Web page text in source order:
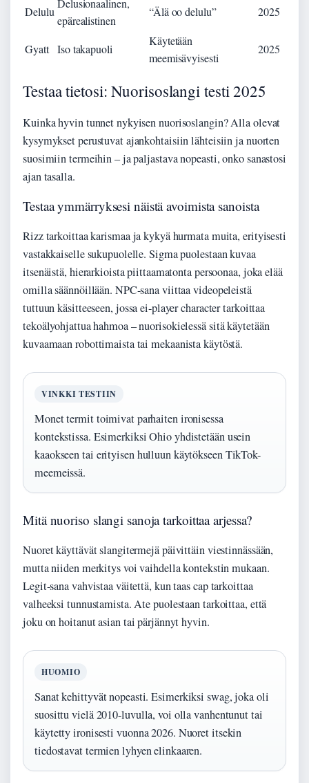
Delulu
Delusionaalinen,
epärealistinen
“Älä oo delulu” 2025
Gyatt Iso takapuoli
Käytetään
meemisävyisesti
2025
Testaa tietosi: Nuorisoslangi testi 2025
Kuinka hyvin tunnet nykyisen nuorisoslangin? Alla olevat
kysymykset perustuvat ajankohtaisiin lähteisiin ja nuorten
suosimiin termeihin – ja paljastava nopeasti, onko sanastosi
ajan tasalla.
Testaa ymmärryksesi näistä avoimista sanoista
Rizz tarkoittaa karismaa ja kykyä hurmata muita, erityisesti
vastakkaiselle sukupuolelle. Sigma puolestaan kuvaa
itsenäistä, hierarkioista piittaamatonta persoonaa, joka elää
omilla säännöillään. NPC-sana viittaa videopeleistä
tuttuun käsitteeseen, jossa ei-player character tarkoittaa
tekoälyohjattua hahmoa – nuorisokielessä sitä käytetään
kuvaamaan robottimaista tai mekaanista käytöstä.
VINKKI TESTIIN
Monet termit toimivat parhaiten ironisessa
kontekstissa. Esimerkiksi Ohio yhdistetään usein
kaaokseen tai erityisen hulluun käytökseen TikTok-
meemeissä.
Mitä nuoriso slangi sanoja tarkoittaa arjessa?
Nuoret käyttävät slangitermejä päivittäin viestinnässään,
mutta niiden merkitys voi vaihdella kontekstin mukaan.
Legit-sana vahvistaa väitettä, kun taas cap tarkoittaa
valheeksi tunnustamista. Ate puolestaan tarkoittaa, että
joku on hoitanut asian tai pärjännyt hyvin.
HUOMIO
Sanat kehittyvät nopeasti. Esimerkiksi swag, joka oli
suosittu vielä 2010-luvulla, voi olla vanhentunut tai
käytetty ironisesti vuonna 2026. Nuoret itsekin
tiedostavat termien lyhyen elinkaaren.